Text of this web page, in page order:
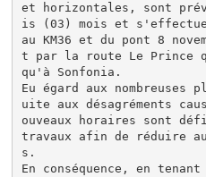
et horizontales, sont
is (03) mois et
au KM36 et du pont 8
t par la route Le Prince
qu'à Sonfonia.
Eu égard aux
uite aux désagréments
ouveaux horaires sont
travaux afin de réduire au
s.
En conséquence, en